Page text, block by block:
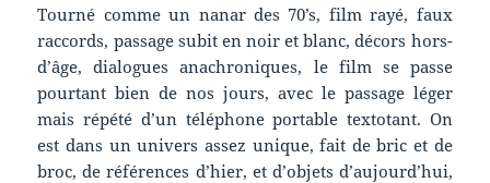
Tourné comme un nanar des 70’s, film rayé, faux
raccords, passage subit en noir et blanc, décors hors-
d’âge, dialogues anachroniques, le film se passe
pourtant bien de nos jours, avec le passage léger
mais répété d’un téléphone portable textotant. On
est dans un univers assez unique, fait de bric et de
broc, de références d’hier, et d’objets d’aujourd’hui,